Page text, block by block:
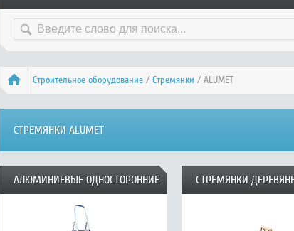
Строительное оборудование / Стремянки / ALUMET
СТРЕМЯНКИ ALUMET
АЛЮМИНИЕВЫЕ ОДНОСТОРОННИЕ СТРЕМЯНКИ